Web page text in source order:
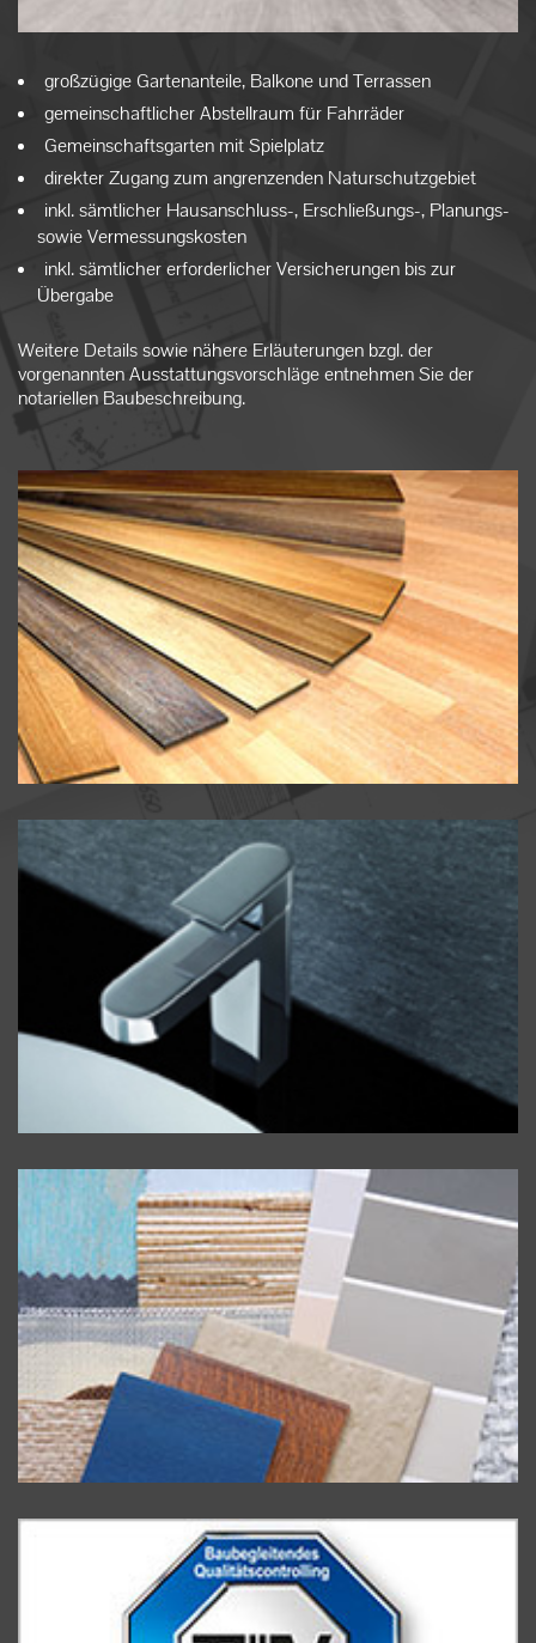
großzügige Gartenanteile, Balkone und Terrassen
gemeinschaftlicher Abstellraum für Fahrräder
Gemeinschaftsgarten mit Spielplatz
direkter Zugang zum angrenzenden Naturschutzgebiet
inkl. sämtlicher Hausanschluss-, Erschließungs-, Planungs-
sowie Vermessungskosten
inkl. sämtlicher erforderlicher Versicherungen bis zur
Übergabe
Weitere Details sowie nähere Erläuterungen bzgl. der
vorgenannten Ausstattungsvorschläge entnehmen Sie der
notariellen Baubeschreibung.